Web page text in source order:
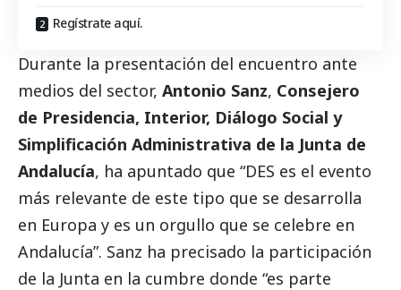
Regístrate aquí.
Durante la presentación del encuentro ante
medios del sector, Antonio Sanz, Consejero
de Presidencia, Interior, Diálogo Social y
Simplificación Administrativa de la Junta de
Andalucía, ha apuntado que “DES es el evento
más relevante de este tipo que se desarrolla
en Europa y es un orgullo que se celebre en
Andalucía”. Sanz ha precisado la participación
de la Junta en la cumbre donde “es parte